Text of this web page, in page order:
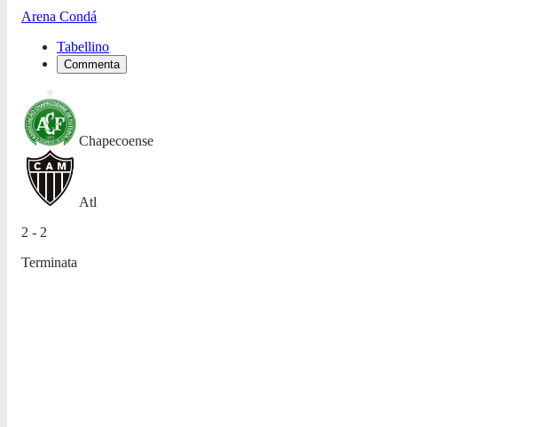
Arena Condá
Tabellino
Commenta
Chapecoense
Atl
2 - 2
Terminata